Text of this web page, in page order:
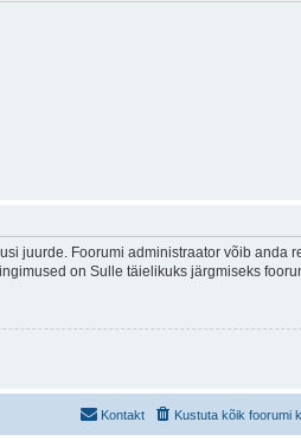
juurde. Foorumi administraator võib anda
on Sulle täielikuks järgmiseks
Kustuta kõik foorumi
Kontakt